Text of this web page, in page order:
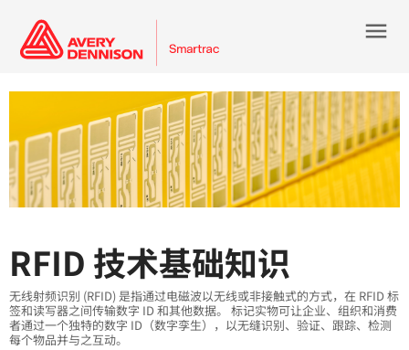
menu
RFID 技术基础知识
无线射频识别 (RFID) 是指通过电磁波以无线或非接触式的方式，在 RFID 标
签和读写器之间传输数字 ID 和其他数据。 标记实物可让企业、组织和消费
者通过一个独特的数字 ID（数字孪生），以无缝识别、验证、跟踪、检测
每个物品并与之互动。